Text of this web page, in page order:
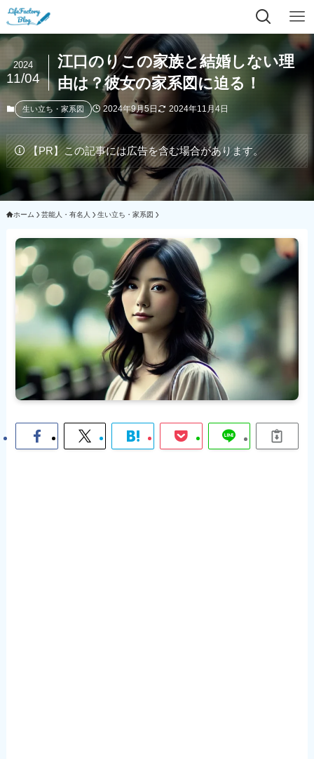
江口のりこの家族と結婚しない理
由は？彼女の家系図に迫る！
2024
11/04
生い立ち・家系図 2024年9月5日 2024年11月4日
【PR】この記事には広告を含む場合があります。
ホーム 芸能人・有名人 生い立ち・家系図